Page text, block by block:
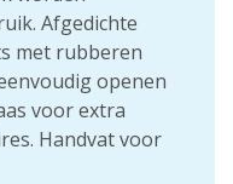
Afgedichte
met rubberen
openen
voor extra
Handvat voor